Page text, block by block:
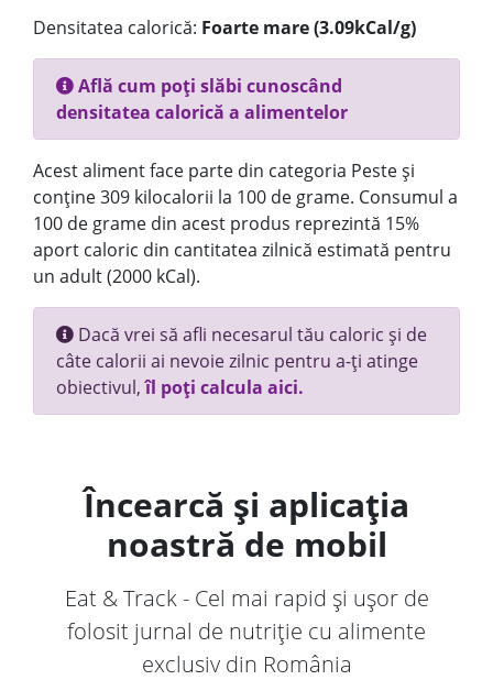
Densitatea calorică: Foarte mare (3.09kCal/g)
Află cum poți slăbi cunoscând
densitatea calorică a alimentelor
Acest aliment face parte din categoria Peste și
conține 309 kilocalorii la 100 de grame. Consumul a
100 de grame din acest produs reprezintă 15%
aport caloric din cantitatea zilnică estimată pentru
un adult (2000 kCal).
Dacă vrei să afli necesarul tău caloric și de
câte calorii ai nevoie zilnic pentru a-ți atinge
obiectivul,îl poți calcula aici.
Încearcă și aplicația
noastră de mobil
Eat & Track - Cel mai rapid și ușor de
folosit jurnal de nutriție cu alimente
exclusiv din România